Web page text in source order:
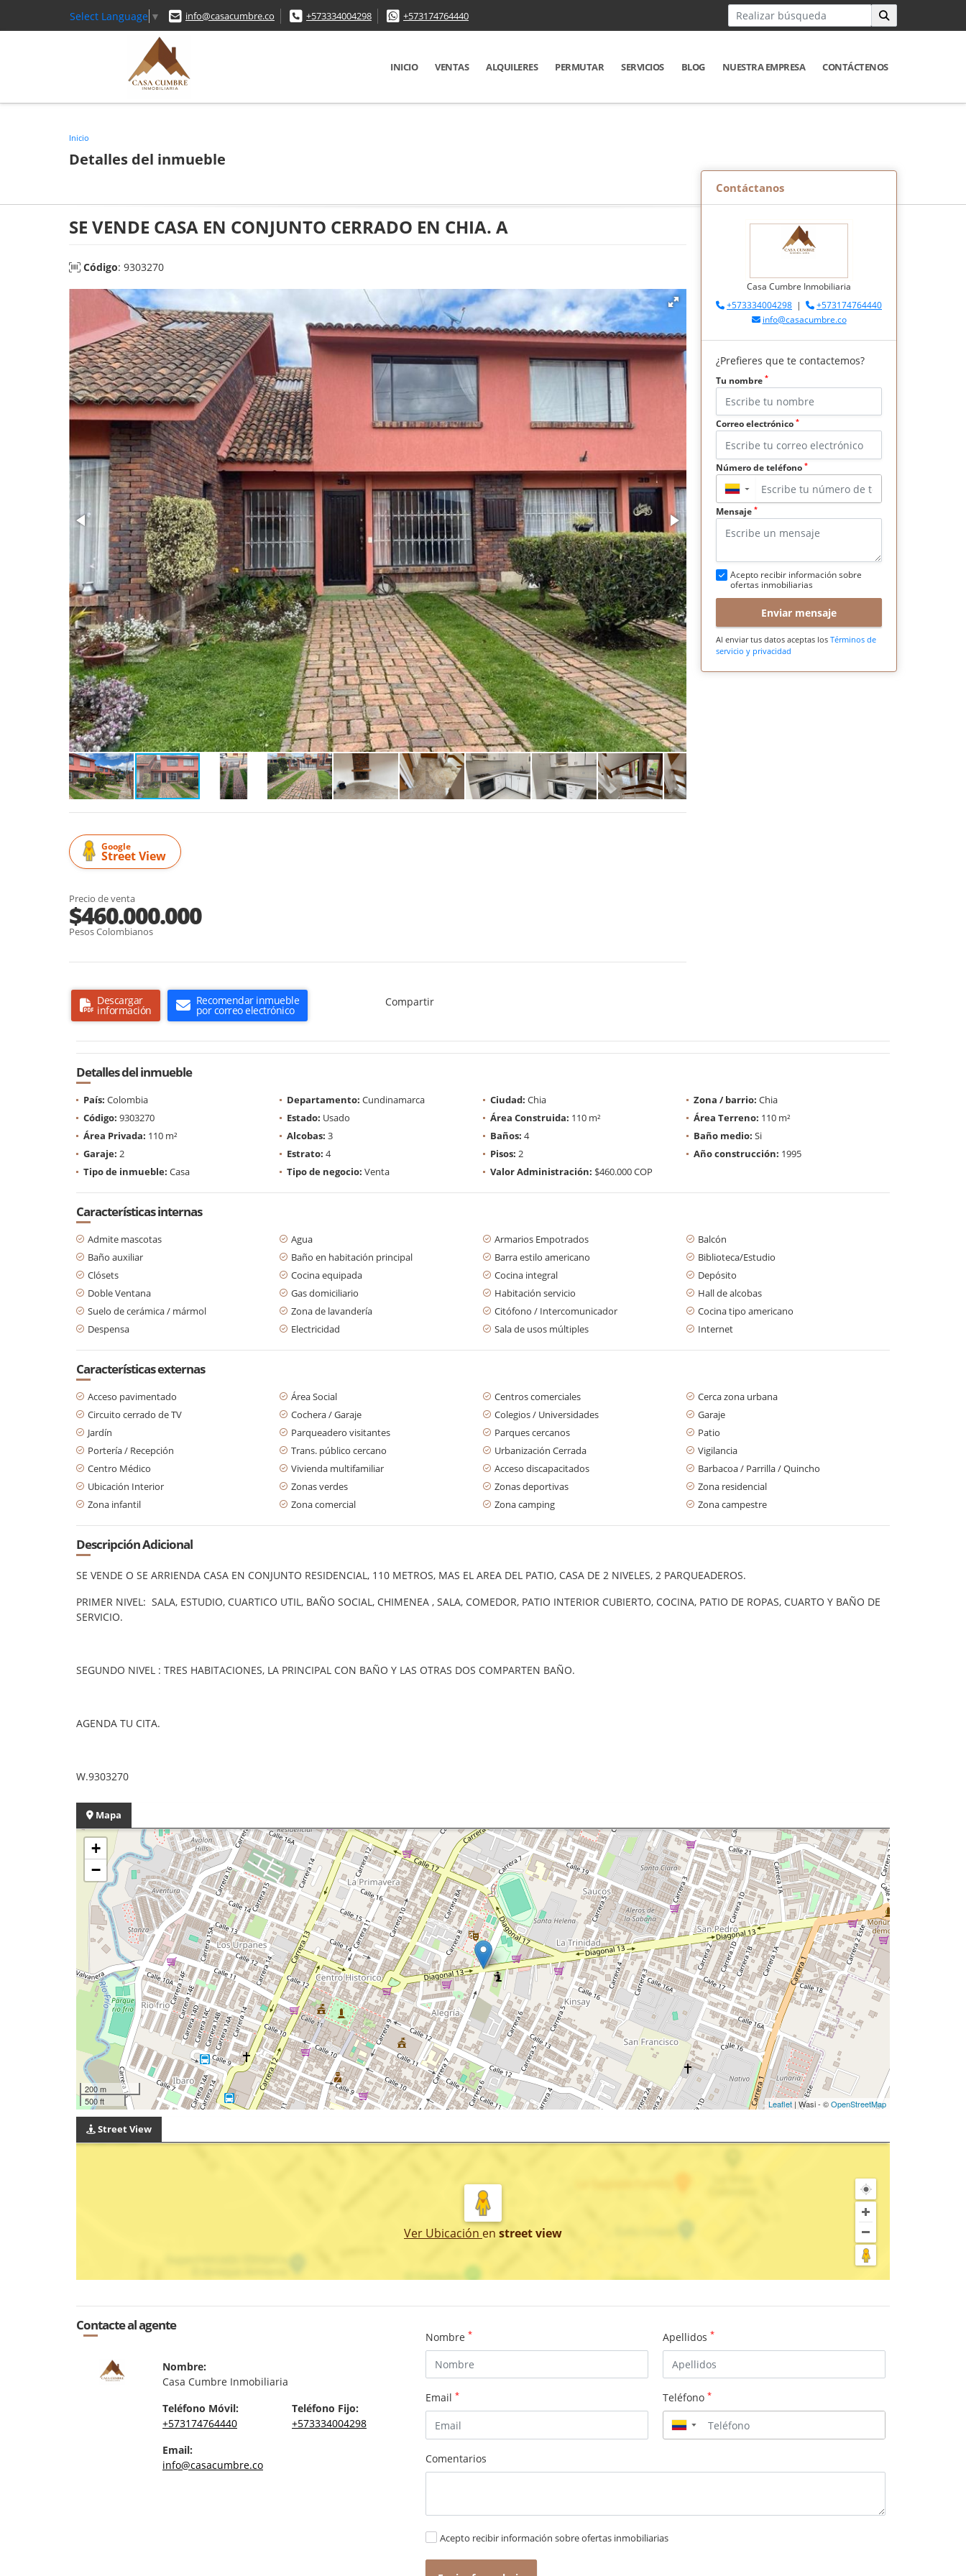
Select Language ▼ info@casacumbre.co +573334004298 +573174764440
INICIO VENTAS ALQUILERES PERMUTAR SERVICIOS BLOG NUESTRA EMPRESA CONTÁCTENOS
Inicio
Detalles del inmueble
SE VENDE CASA EN CONJUNTO CERRADO EN CHIA. A
Código: 9303270
Google
Street View
Precio de venta
$460.000.000
Pesos Colombianos
Descargar
información
Recomendar inmueble
por correo electrónico
Compartir
Contáctanos
Casa Cumbre Inmobiliaria
+573334004298 |
+573174764440
info@casacumbre.co
¿Prefieres que te contactemos?
Tu nombre *
Correo electrónico *
Número de teléfono *
▼
Mensaje *
Acepto recibir información sobre
ofertas inmobiliarias
Enviar mensaje
Al enviar tus datos aceptas los Términos de
servicio y privacidad
Detalles del inmueble
País: Colombia Departamento: Cundinamarca Ciudad: Chia Zona / barrio: Chia
Código: 9303270 Estado: Usado Área Construida: 110 m² Área Terreno: 110 m²
Área Privada: 110 m² Alcobas: 3 Baños: 4 Baño medio: Si
Garaje: 2 Estrato: 4 Pisos: 2 Año construcción: 1995
Tipo de inmueble: Casa Tipo de negocio: Venta Valor Administración: $460.000 COP
Características internas
Admite mascotas Agua Armarios Empotrados
Balcón
Baño auxiliar
Baño en habitación principal Barra estilo americano
Biblioteca/Estudio
Clósets
Cocina equipada Cocina integral
Depósito
Doble Ventana
Gas domiciliario Habitación servicio
Hall de alcobas
Suelo de cerámica / mármol
Zona de lavandería Citófono / Intercomunicador
Cocina tipo americano
Despensa
Electricidad Sala de usos múltiples Internet
Características externas
Acceso pavimentado Área Social Centros comerciales
Cerca zona urbana
Circuito cerrado de TV
Cochera / Garaje Colegios / Universidades
Garaje
Jardín
Parqueadero visitantes Parques cercanos
Patio
Portería / Recepción
Trans. público cercano Urbanización Cerrada
Vigilancia
Centro Médico
Vivienda multifamiliar Acceso discapacitados
Barbacoa / Parrilla / Quincho
Ubicación Interior
Zonas verdes Zonas deportivas
Zona residencial
Zona infantil
Zona comercial Zona camping Zona campestre
Descripción Adicional
SE VENDE O SE ARRIENDA CASA EN CONJUNTO RESIDENCIAL, 110 METROS, MAS EL AREA DEL PATIO, CASA DE 2 NIVELES, 2 PARQUEADEROS.
PRIMER NIVEL: SALA, ESTUDIO, CUARTICO UTIL, BAÑO SOCIAL, CHIMENEA , SALA, COMEDOR, PATIO INTERIOR CUBIERTO, COCINA, PATIO DE ROPAS, CUARTO Y BAÑO DE
SERVICIO.
SEGUNDO NIVEL : TRES HABITACIONES, LA PRINCIPAL CON BAÑO Y LAS OTRAS DOS COMPARTEN BAÑO.
AGENDA TU CITA.
W.9303270
Mapa
+
−
200 m
500 ft
Leaflet| Wasi - ©OpenStreetMap
Street View
Ver Ubicación en street view
Contacte al agente
Nombre:
Casa Cumbre Inmobiliaria
Teléfono Móvil:
+573174764440
Teléfono Fijo:
+573334004298
Email:
info@casacumbre.co
Nombre * Apellidos *
Email * Teléfono *
▼
Comentarios
Acepto recibir información sobre ofertas inmobiliarias